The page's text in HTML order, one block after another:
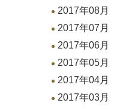
2017年08月
2017年07月
2017年06月
2017年05月
2017年04月
2017年03月